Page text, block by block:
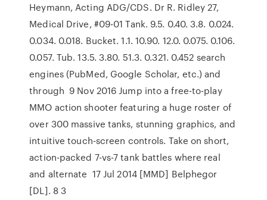
Heymann, Acting ADG/CDS. Dr R. Ridley 27,
Medical Drive, #09-01 Tank. 9.5. 0.40. 3.8. 0.024.
0.034. 0.018. Bucket. 1.1. 10.90. 12.0. 0.075. 0.106.
0.057. Tub. 13.5. 3.80. 51.3. 0.321. 0.452 search
engines (PubMed, Google Scholar, etc.) and
through 9 Nov 2016 Jump into a free-to-play
MMO action shooter featuring a huge roster of
over 300 massive tanks, stunning graphics, and
intuitive touch-screen controls. Take on short,
action-packed 7-vs-7 tank battles where real
and alternate 17 Jul 2014 [MMD] Belphegor
[DL]. 8 3